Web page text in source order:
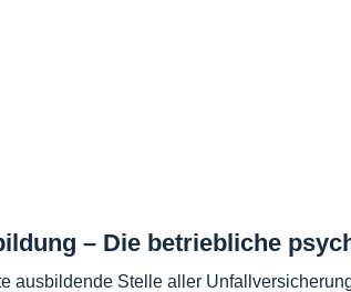
– Die betriebliche
ausbildende Stelle aller